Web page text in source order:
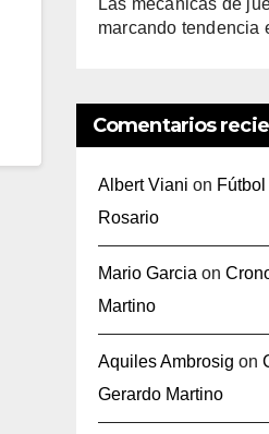
Las mecánicas de
marcando tendencia
Comentarios
Albert Viani on
Rosario
Mario Garcia on
Martino
Aquiles Ambrosig on
Gerardo Martino